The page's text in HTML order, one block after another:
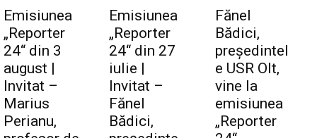
Emisiunea
„Reporter
24“ din 3
august |
Invitat –
Marius
Perianu,
Emisiunea
„Reporter
24“ din 27
iulie |
Invitat –
Fănel
Bădici,
Fănel
Bădici,
preşedintel
e USR Olt,
vine la
emisiunea
„Reporter